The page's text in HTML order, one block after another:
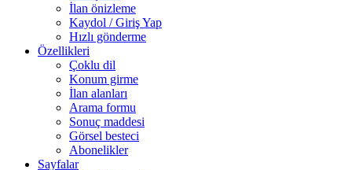
İlan önizleme
Kaydol / Giriş Yap
Hızlı gönderme
Özellikleri
Çoklu dil
Konum girme
İlan alanları
Arama formu
Sonuç maddesi
Görsel besteci
Abonelikler
Sayfalar